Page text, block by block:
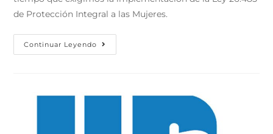
de Protección Integral a las Mujeres.
Continuar Leyendo